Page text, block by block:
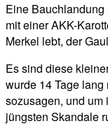
Eine Bauchlandung
mit einer AKK-
Merkel lebt, der
Es sind diese
wurde 14 Tage
sozusagen, und
jüngsten Skandale